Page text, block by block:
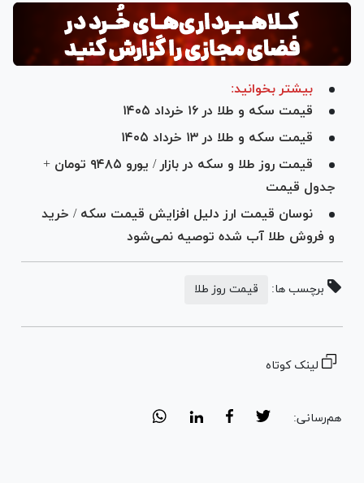
بیشتر بخوانید:
قیمت سکه و طلا در ۱۶ خرداد ۱۴۰۵
قیمت سکه و طلا در ۱۳ خرداد ۱۴۰۵
قیمت روز طلا و سکه در بازار / یورو ۹۴۸۵ تومان +
جدول قیمت
نوسان قیمت ارز دلیل افزایش قیمت سکه / خرید
و فروش طلا آب شده توصیه نمی‌شود
برچسب ها: قیمت روز طلا
لینک کوتاه
هم‌رسانی: